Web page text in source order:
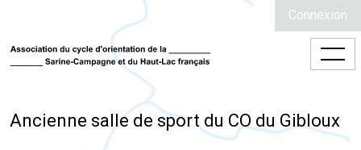
Connexion
Ancienne salle de sport du CO du Gibloux